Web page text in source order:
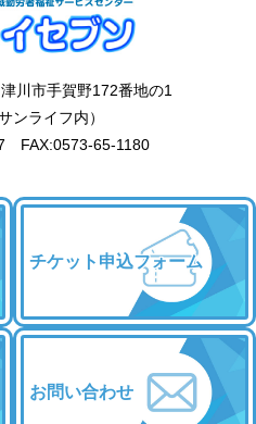
川市手賀野172番地の1
ンライフ内）
FAX:0573-65-1180
チケット申込フォーム
お問い合わせ